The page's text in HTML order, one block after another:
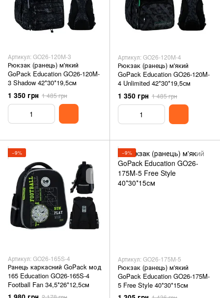
Артикул: GO26-120M-3
Рюкзак (ранець) м'який
GoPack Education GO26-120M-
3 Shadow 42*30*19,5см
1 350 грн 1 485 грн
Артикул: GO26-120M-4
Рюкзак (ранець) м'який
GoPack Education GO26-120M-
4 Unlimited 42*30*19,5см
1 350 грн 1 485 грн
−9%
Артикул: GO26-165S-4
Ранець каркасний GoPack мод
165 Education GO26-165S-4
Football Fan 34,5*26*12,5см
−9%
Артикул: GO26-175M-5
Рюкзак (ранець) м'який
GoPack Education GO26-175M-
5 Free Style 40*30*15см